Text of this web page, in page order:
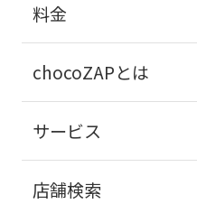
料金
chocoZAPとは
サービス
店舗検索